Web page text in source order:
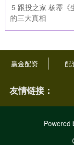
5 跟投之家 杨幂《
的三大真相
赢金配资 配
友情链接：
Powered